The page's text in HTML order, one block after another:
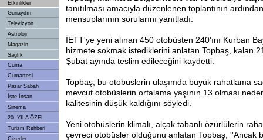
Etkinlikler
Günaydın
Televizyon
Astroloji
Magazin
Sağlık
Cuma
Cumartesi
Pazar Sabah
İşte İnsan
Sinema
20. YILA ÖZEL
Turizm Rehberi
Çizerler
tanıtılması amacıyla düzenlenen toplantının
mensuplarının sorularını yanıtladı.
İETT'ye yeni alınan 450 otobüsten 240'ını Kurban
hizmete sokmak istediklerini anlatan Topbaş, kalan
Şubat ayında teslim edileceğini kaydetti.
Topbaş, bu otobüslerin ulaşımda büyük rahatlama
mevcut otobüslerin ortalama yaşının 13 olması
kalitesinin düşük kaldığını söyledi.
Yeni otobüslerin klimalı, alçak tabanlı özürlülerin
çevreci otobüsler olduğunu anlatan Topbaş, ''Ancak